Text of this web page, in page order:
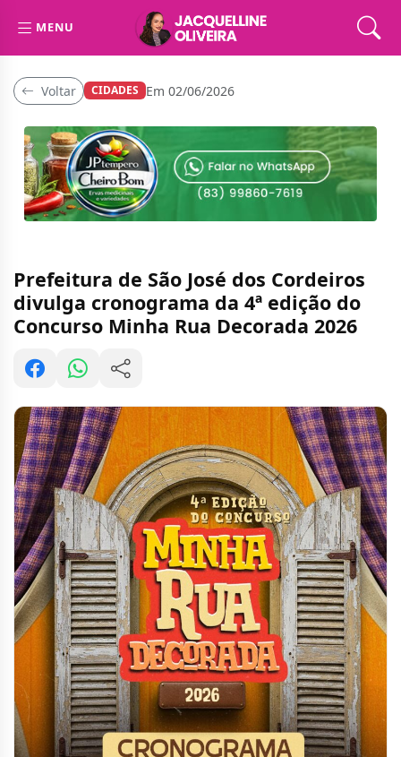
MENU
Voltar CIDADES Em 02/06/2026
Prefeitura de São José dos Cordeiros
divulga cronograma da 4ª edição do
Concurso Minha Rua Decorada 2026